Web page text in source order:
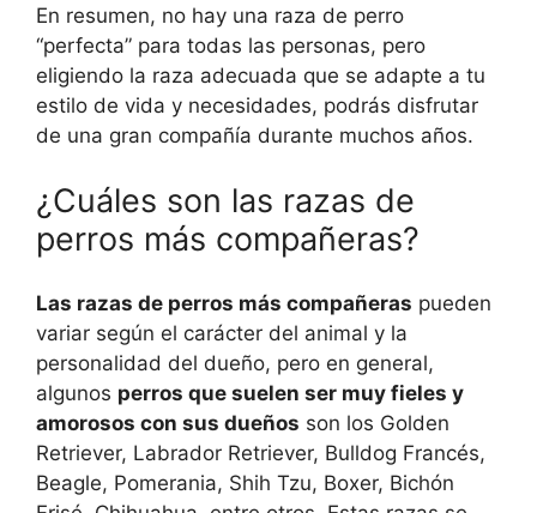
En resumen, no hay una raza de perro
“perfecta” para todas las personas, pero
eligiendo la raza adecuada que se adapte a tu
estilo de vida y necesidades, podrás disfrutar
de una gran compañía durante muchos años.
¿Cuáles son las razas de
perros más compañeras?
Las razas de perros más compañeras pueden
variar según el carácter del animal y la
personalidad del dueño, pero en general,
algunos perros que suelen ser muy fieles y
amorosos con sus dueños son los Golden
Retriever, Labrador Retriever, Bulldog Francés,
Beagle, Pomerania, Shih Tzu, Boxer, Bichón